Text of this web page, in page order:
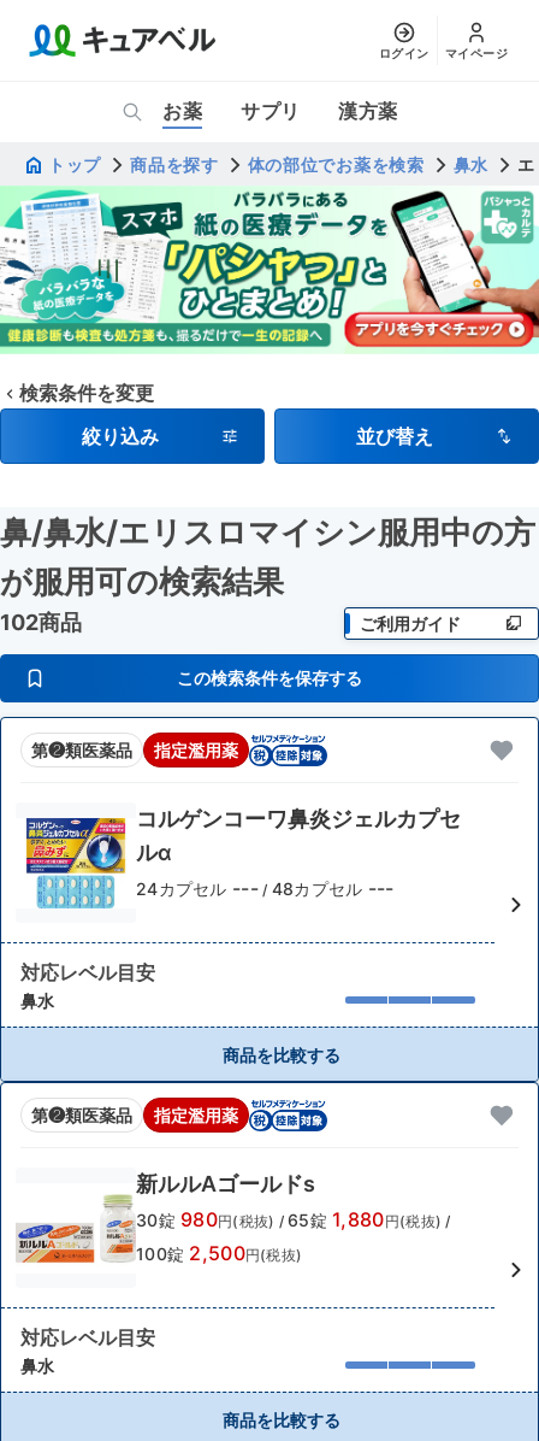
ログイン マイページ
お薬 サプリ 漢方薬
トップ 商品を探す 体の部位でお薬を検索 鼻水
検索条件を変更
絞り込み
並び替え
鼻/鼻水/エリスロマイシン服用中の方
が服用可の検索結果
102商品 ご利用ガイド
この検索条件を保存する
第❷類医薬品 指定濫用薬
コルゲンコーワ鼻炎ジェルカプセ
ルα
24カプセル --- / 48カプセル ---
対応レベル目安
鼻水
商品を比較する
第❷類医薬品 指定濫用薬
新ルルAゴールドs
30錠 980円(税抜) / 65錠 1,880円(税抜) /
100錠 2,500円(税抜)
対応レベル目安
鼻水
商品を比較する